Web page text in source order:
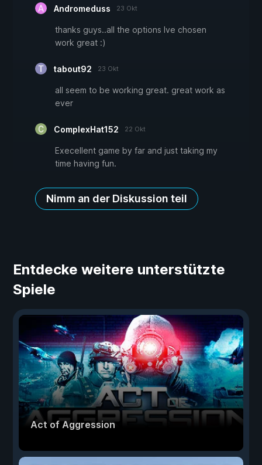
Andromeduss 23 Okt
thanks guys..all the options Ive chosen
work great :)
tabout92 23 Okt
all seem to be working great. great work as
ever
ComplexHat152 22 Okt
Execellent game by far and just taking my
time having fun.
Nimm an der Diskussion teil
Entdecke weitere unterstützte
Spiele
Act of Aggression